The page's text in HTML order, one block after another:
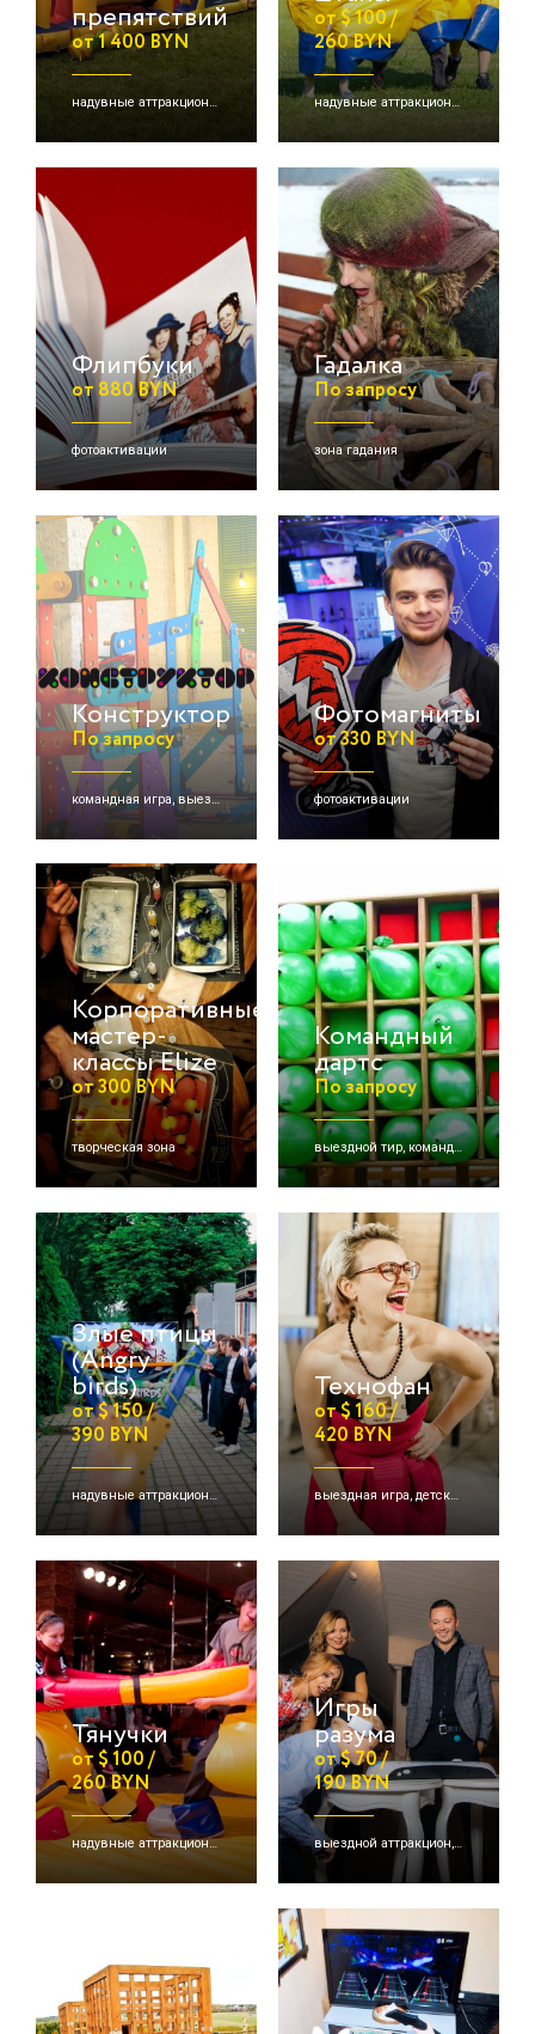
препятствий
от 1 400 BYN
надувные аттракционы/игры, выездной аттракцион, командная игра
от $ 100 /
260 BYN
надувные аттракционы/игры, командная игра, выездная игра
Флипбуки
от 880 BYN
фотоактивации
Гадалка
По запросу
зона гадания
Конструктор
По запросу
командная игра, выездная игра, цепная реакция
Фотомагниты
от 330 BYN
фотоактивации
Корпоративные
мастер-
классы Elize
от 300 BYN
творческая зона
Командный
дартс
По запросу
выездной тир, командная игра, детские активации и др.
Злые птицы
(Angry
birds)
от $ 150 /
390 BYN
надувные аттракционы/игры, детские активации
Технофан
от $ 160 /
420 BYN
выездная игра, детские активации, командная игра
Тянучки
от $ 100 /
260 BYN
надувные аттракционы/игры, командная игра, выездной аттракцион
Игры
разума
от $ 70 /
190 BYN
выездной аттракцион, детские активации